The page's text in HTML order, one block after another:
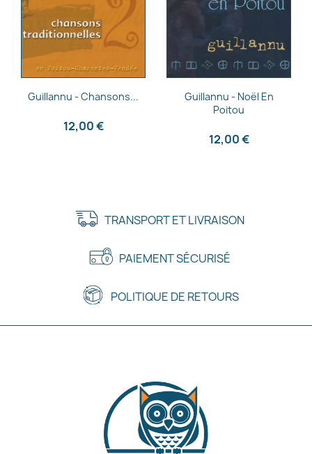
Aperçu rapide
Guillannu - Chansons...
12,00 €
Aperçu rapide
Guillannu - Noël En
Poitou
12,00 €
TRANSPORT ET LIVRAISON
PAIEMENT SÉCURISÉ
POLITIQUE DE RETOURS